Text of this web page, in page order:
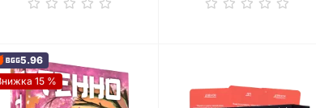
5.96
15 %